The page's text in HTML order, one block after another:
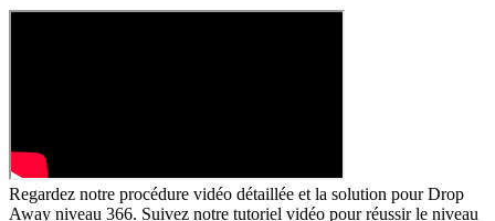
Regardez notre procédure vidéo détaillée et la solution pour Drop
Away niveau 366. Suivez notre tutoriel vidéo pour réussir le niveau